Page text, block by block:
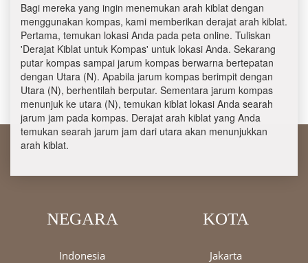
Bagi mereka yang ingin menemukan arah kiblat dengan
menggunakan kompas, kami memberikan derajat arah kiblat.
Pertama, temukan lokasi Anda pada peta online. Tuliskan
'Derajat Kiblat untuk Kompas' untuk lokasi Anda. Sekarang
putar kompas sampai jarum kompas berwarna bertepatan
dengan Utara (N). Apabila jarum kompas berimpit dengan
Utara (N), berhentilah berputar. Sementara jarum kompas
menunjuk ke utara (N), temukan kiblat lokasi Anda searah
jarum jam pada kompas. Derajat arah kiblat yang Anda
temukan searah jarum jam dari utara akan menunjukkan
arah kiblat.
NEGARA
Indonesia
KOTA
Jakarta